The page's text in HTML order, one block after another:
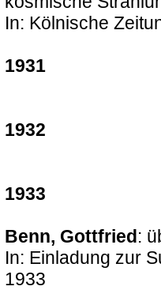
In: Kölnische
1931
1932
1933
Benn, Gottfried:
In: Einladung zur
1933